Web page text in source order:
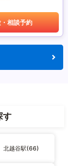
相談予約
す
北越谷駅(66)